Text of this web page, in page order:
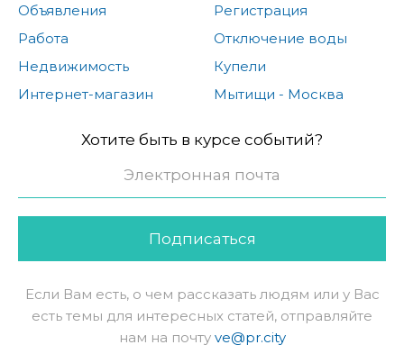
Объявления
Работа
Недвижимость
Интернет-магазин
Регистрация
Отключение воды
Купели
Мытищи - Москва
Хотите быть в курсе событий?
Подписаться
Если Вам есть, о чем рассказать людям или у Вас
есть темы для интересных статей, отправляйте
нам на почту ve@pr.city